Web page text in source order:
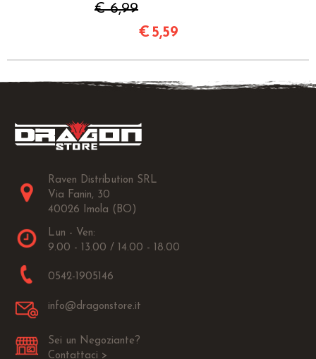
€ 6,99
€ 5,59
Raven Distribution SRL
Via Fanin, 30
40026 Imola (BO)
Lun - Ven:
9.00 - 13.00 / 14.00 - 18.00
0542-1905146
info@dragonstore.it
Sei un Negoziante?
Contattaci >